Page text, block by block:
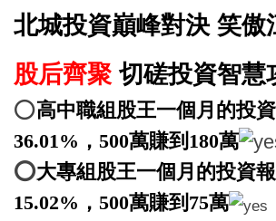
北城投資巔峰對決 笑傲
股后齊聚 切磋投資智慧
⭕️高中職組股王一個月的投
36.01%，500萬賺到180萬
⭕️大專組股王一個月的投資
15.02%，500萬賺到75萬